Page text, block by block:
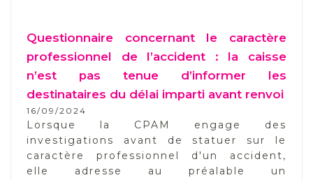
Questionnaire concernant le caractère
professionnel de l’accident : la caisse
n’est pas tenue d’informer les
destinataires du délai imparti avant renvoi
16/09/2024
Lorsque la CPAM engage des
investigations avant de statuer sur le
caractère professionnel d'un accident,
elle adresse au préalable un